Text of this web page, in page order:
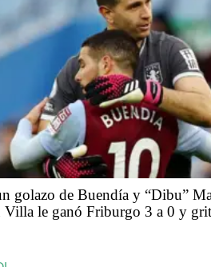
golazo de Buendía y “Dibu”
Villa le ganó Friburgo 3 a 0 y